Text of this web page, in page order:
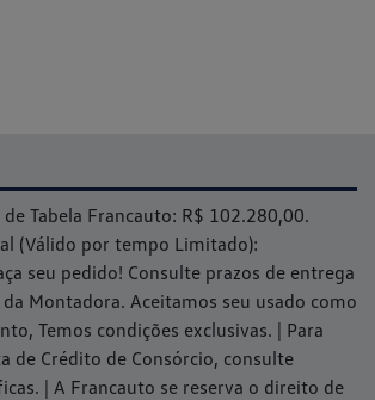
de Tabela Francauto: R$ 102.280,00.
(Válido por tempo Limitado):
seu pedido! Consulte prazos de entrega
Montadora. Aceitamos seu usado como
Temos condições exclusivas. | Para
de Crédito de Consórcio, consulte
| A Francauto se reserva o direito de